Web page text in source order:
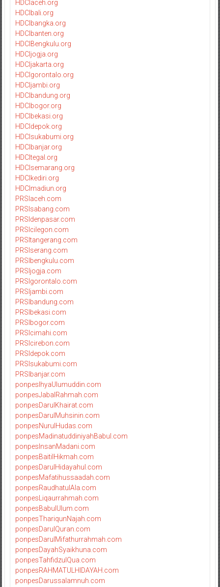
HDCIaceh.org
HDCIbali.org
HDCIbangka.org
HDCIbanten.org
HDCIBengkulu.org
HDCIjogja.org
HDCIjakarta.org
HDCIgorontalo.org
HDCIjambi.org
HDCIbandung.org
HDCIbogor.org
HDCIbekasi.org
HDCIdepok.org
HDCIsukabumi.org
HDCIbanjar.org
HDCItegal.org
HDCIsemarang.org
HDCIkediri.org
HDCImadiun.org
PRSIaceh.com
PRSIsabang.com
PRSIdenpasar.com
PRSIcilegon.com
PRSItangerang.com
PRSIserang.com
PRSIbengkulu.com
PRSIjogja.com
PRSIgorontalo.com
PRSIjambi.com
PRSIbandung.com
PRSIbekasi.com
PRSIbogor.com
PRSIcimahi.com
PRSIcirebon.com
PRSIdepok.com
PRSIsukabumi.com
PRSIbanjar.com
ponpesIhyaUlumuddin.com
ponpesJabalRahmah.com
ponpesDarulKhairat.com
ponpesDarulMuhsinin.com
ponpesNurulHudas.com
ponpesMadinatuddiniyahBabul.com
ponpesInsanMadani.com
ponpesBaitilHikmah.com
ponpesDarulHidayahul.com
ponpesMafatihussaadah.com
ponpesRaudhatulAla.com
ponpesLiqaurrahmah.com
ponpesBabulUlum.com
ponpesThariqunNajah.com
ponpesDarulQuran.com
ponpesDarulMifathurrahmah.com
ponpesDayahSyaikhuna.com
ponpesTahfidzulQua.com
ponpesRAHMATULHIDAYAH.com
ponpesDarussalamnuh.com